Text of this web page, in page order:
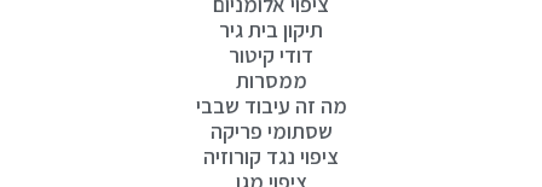
תיקון בית גיר
דודי קיטור
ממסרות
מה זה עיבוד שבבי
שסתומי פריקה
ציפוי נגד קורוזיה